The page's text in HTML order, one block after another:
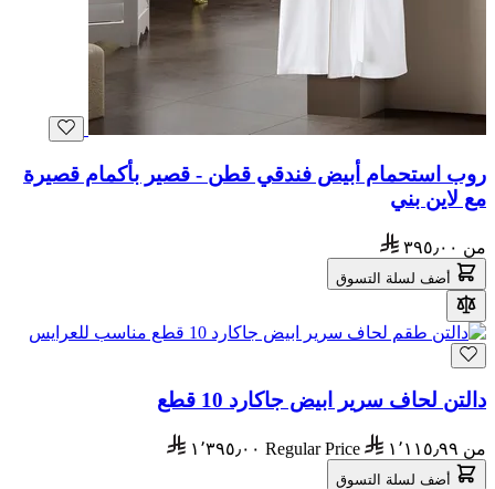
روب استحمام أبيض فندقي قطن - قصير بأكمام قصيرة
مع لاين بني
من ٣٩٥٫٠٠
أضف لسلة التسوق
دالتن لحاف سرير ابيض جاكارد 10 قطع
من ١٬١١٥٫٩٩ Regular Price ١٬٣٩٥٫٠٠
أضف لسلة التسوق